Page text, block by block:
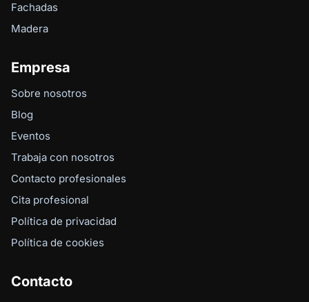
Fachadas
Madera
Empresa
Sobre nosotros
Blog
Eventos
Trabaja con nosotros
Contacto profesionales
Cita profesional
Política de privacidad
Política de cookies
Contacto